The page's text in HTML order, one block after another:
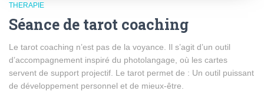
THERAPIE
Séance de tarot coaching
Le tarot coaching n’est pas de la voyance. Il s’agit d’un outil
d’accompagnement inspiré du photolangage, où les cartes
servent de support projectif. Le tarot permet de : Un outil puissant
de développement personnel et de mieux-être.